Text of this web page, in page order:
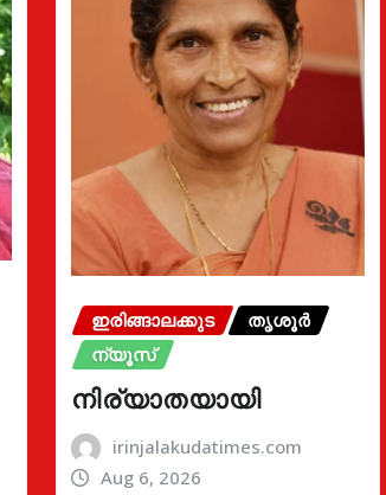
ഇരിങ്ങാലക്കുട
തൃശൂർ
ന്യൂസ്
നിര്യാതയായി
irinjalakudatimes.com
Aug 6, 2026